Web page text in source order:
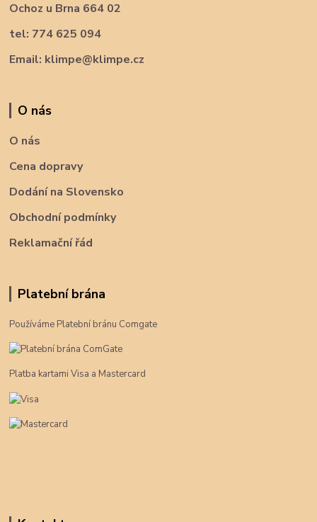
Ochoz u Brna 664 02
tel: 774 625 094
Email: klimpe@klimpe.cz
O nás
O nás
Cena dopravy
Dodání na Slovensko
Obchodní podmínky
Reklamační řád
Platební brána
Používáme Platební bránu Comgate
Platba kartami Visa a Mastercard